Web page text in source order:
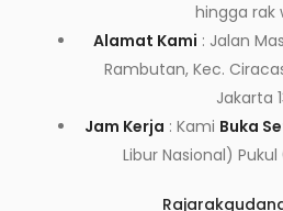
hingga rak
Alamat Kami : Jalan
Rambutan, Kec.
Jakarta
Jam Kerja : Kami Buka
Libur Nasional) Pukul